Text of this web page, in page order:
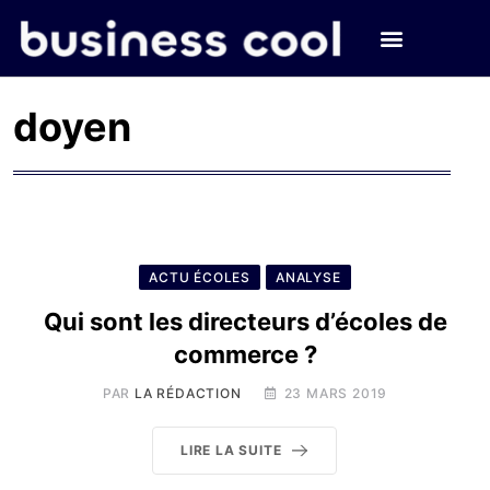
doyen
ACTU ÉCOLES ANALYSE
Qui sont les directeurs d’écoles de
commerce ?
PAR LA RÉDACTION 23 MARS 2019
LIRE LA SUITE